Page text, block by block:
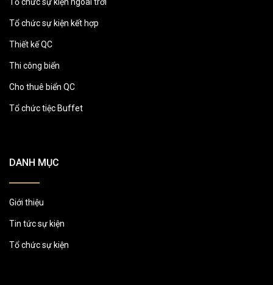
Tổ chức sự kiện ngoài trời
Tổ chức sự kiện kết hợp
Thiết kế QC
Thi công biển
Cho thuê biển QC
Tổ chức tiệc Buffet
DANH MỤC
Giới thiệu
Tin tức sự kiện
Tổ chức sự kiện